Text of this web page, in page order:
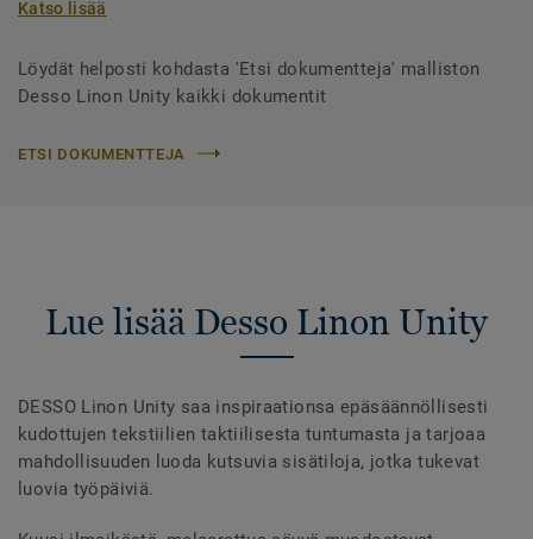
Katso lisää
Löydät helposti kohdasta 'Etsi dokumentteja' malliston
Desso Linon Unity kaikki dokumentit
ETSI DOKUMENTTEJA
Lue lisää Desso Linon Unity
DESSO Linon Unity saa inspiraationsa epäsäännöllisesti
kudottujen tekstiilien taktiilisesta tuntumasta ja tarjoaa
mahdollisuuden luoda kutsuvia sisätiloja, jotka tukevat
luovia työpäiviä.